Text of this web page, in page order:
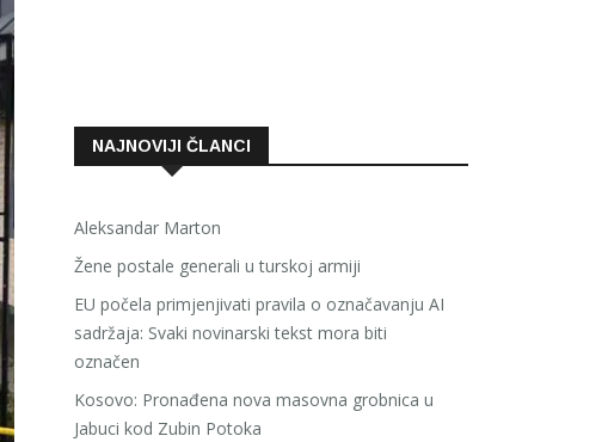
NAJNOVIJI ČLANCI
Aleksandar Marton
Žene postale generali u turskoj armiji
EU počela primjenjivati pravila o označavanju AI
sadržaja: Svaki novinarski tekst mora biti
označen
Kosovo: Pronađena nova masovna grobnica u
Jabuci kod Zubin Potoka